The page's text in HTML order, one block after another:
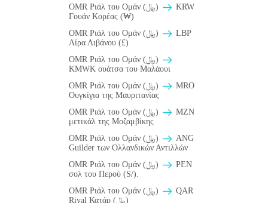
OMR Ριάλ του Ομάν (﷼)
KRW
Γουάν Κορέας (₩)
OMR Ριάλ του Ομάν (﷼)
LBP
Λίρα Λιβάνου (£)
OMR Ριάλ του Ομάν (﷼)
ΚMWK ουάτσα του Μαλάουι
OMR Ριάλ του Ομάν (﷼)
MRO
Ουγκίγια της Μαυριτανίας
OMR Ριάλ του Ομάν (﷼)
MZN
μετικάλ της Μοζαμβίκης
OMR Ριάλ του Ομάν (﷼)
ANG
Guilder των Ολλανδικών Αντιλλών
OMR Ριάλ του Ομάν (﷼)
PEN
σολ του Περού (S/).
OMR Ριάλ του Ομάν (﷼)
QAR
Riyal Κατάρ (﷼)